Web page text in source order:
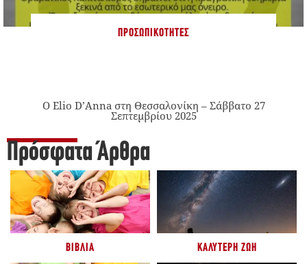
ΠΡΟΣΩΠΙΚΌΤΗΤΕΣ
Ο Elio D’Anna στη Θεσσαλονίκη – Σάββατο 27
Σεπτεμβρίου 2025
Πρόσφατα Άρθρα
ΒΙΒΛΊΑ ΚΑΛΎΤΕΡΗ ΖΩΉ